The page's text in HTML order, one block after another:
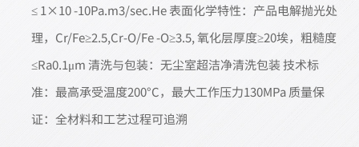
≤ 1×10 -10Pa.m3/sec.He 表面化学特性：产品电解抛光处
理，Cr/Fe≥2.5,Cr-O/Fe -O≥3.5, 氧化层厚度≥20埃，粗糙度
≤Ra0.1μm 清洗与包装：无尘室超洁净清洗包装 技术标
准：最高承受温度200°C，最大工作压力130MPa 质量保
证：全材料和工艺过程可追溯